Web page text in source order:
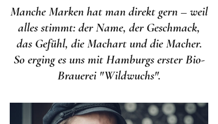
Manche Marken hat man direkt gern – weil
alles stimmt: der Name, der Geschmack,
das Gefühl, die Machart und die Macher.
So erging es uns mit Hamburgs erster Bio-
Brauerei "Wildwuchs".